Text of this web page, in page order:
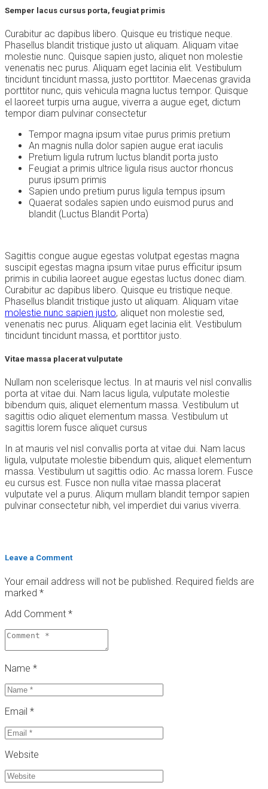
Semper lacus cursus porta, feugiat primis
Curabitur ac dapibus libero. Quisque eu tristique neque.
Phasellus blandit tristique justo ut aliquam. Aliquam vitae
molestie nunc. Quisque sapien justo, aliquet non molestie
venenatis nec purus. Aliquam eget lacinia elit. Vestibulum
tincidunt tincidunt massa, justo porttitor. Maecenas gravida
porttitor nunc, quis vehicula magna luctus tempor. Quisque
el laoreet turpis urna augue, viverra a augue eget, dictum
tempor diam pulvinar consectetur
Tempor magna ipsum vitae purus primis pretium
An magnis nulla dolor sapien augue erat iaculis
Pretium ligula rutrum luctus blandit porta justo
Feugiat a primis ultrice ligula risus auctor rhoncus
purus ipsum primis
Sapien undo pretium purus ligula tempus ipsum
Quaerat sodales sapien undo euismod purus and
blandit (Luctus Blandit Porta)
Sagittis congue augue egestas volutpat egestas magna
suscipit egestas magna ipsum vitae purus efficitur ipsum
primis in cubilia laoreet augue egestas luctus donec diam.
Curabitur ac dapibus libero. Quisque eu tristique neque.
Phasellus blandit tristique justo ut aliquam. Aliquam vitae
molestie nunc sapien justo, aliquet non molestie sed,
venenatis nec purus. Aliquam eget lacinia elit. Vestibulum
tincidunt tincidunt massa, et porttitor justo.
Vitae massa placerat vulputate
Nullam non scelerisque lectus. In at mauris vel nisl convallis
porta at vitae dui. Nam lacus ligula, vulputate molestie
bibendum quis, aliquet elementum massa. Vestibulum ut
sagittis odio aliquet elementum massa. Vestibulum ut
sagittis lorem fusce aliquet cursus
In at mauris vel nisl convallis porta at vitae dui. Nam lacus
ligula, vulputate molestie bibendum quis, aliquet elementum
massa. Vestibulum ut sagittis odio. Ac massa lorem. Fusce
eu cursus est. Fusce non nulla vitae massa placerat
vulputate vel a purus. Aliqum mullam blandit tempor sapien
pulvinar consectetur nibh, vel imperdiet dui varius viverra.
Leave a Comment
Your email address will not be published. Required fields are
marked *
Add Comment *
Name *
Email *
Website